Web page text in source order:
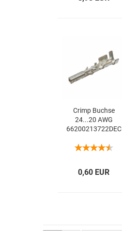
Crimp Buch­se
24...20 AWG
66200213722DEC
0,60 EUR